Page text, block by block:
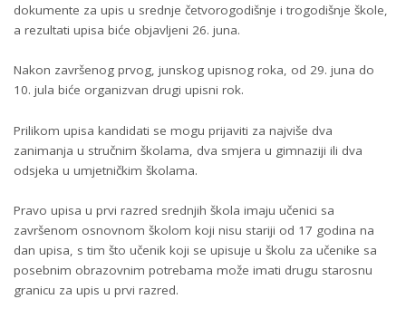
dokumente za upis u srednje četvorogodišnje i trogodišnje škole,
a rezultati upisa biće objavljeni 26. juna.
Nakon završenog prvog, junskog upisnog roka, od 29. juna do
10. jula biće organizvan drugi upisni rok.
Prilikom upisa kandidati se mogu prijaviti za najviše dva
zanimanja u stručnim školama, dva smjera u gimnaziji ili dva
odsjeka u umjetničkim školama.
Pravo upisa u prvi razred srednjih škola imaju učenici sa
završenom osnovnom školom koji nisu stariji od 17 godina na
dan upisa, s tim što učenik koji se upisuje u školu za učenike sa
posebnim obrazovnim potrebama može imati drugu starosnu
granicu za upis u prvi razred.